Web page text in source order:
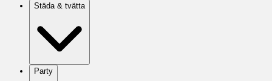
Städa & tvätta
Party